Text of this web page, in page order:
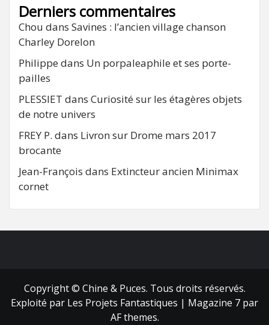
Derniers commentaires
Chou dans Savines : l’ancien village chanson
Charley Dorelon
Philippe dans Un porpaleaphile et ses porte-
pailles
PLESSIET dans Curiosité sur les étagères objets
de notre univers
FREY P. dans Livron sur Drome mars 2017
brocante
Jean-François dans Extincteur ancien Minimax
cornet
Copyright © Chine & Puces. Tous droits réservés.
Exploité par Les Projets Fantastiques | Magazine 7 par
AF themes.